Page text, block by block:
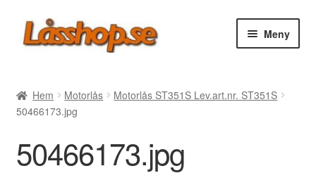
Hoppa
till
Hoppa
till
Meny
Rea
Villkor
Hem Motorlås
Motorlås ST351S Lev.art.nr. ST351S
50466173.jpg
50466173.jpg